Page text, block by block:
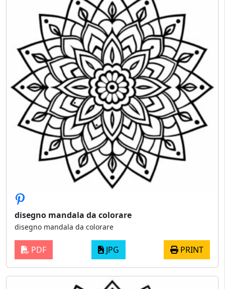
disegno mandala da colorare
disegno mandala da colorare
PDF JPG PRINT